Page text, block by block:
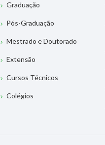
Graduação
Pós-Graduação
Mestrado e Doutorado
Extensão
Cursos Técnicos
Colégios